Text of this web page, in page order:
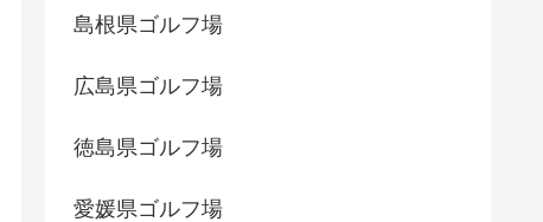
島根県ゴルフ場
広島県ゴルフ場
徳島県ゴルフ場
愛媛県ゴルフ場